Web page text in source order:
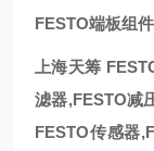
FESTO端板组
上海天筹
滤器,FESTO减
FESTO传感器